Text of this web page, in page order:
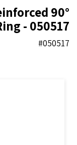
- 050517
#050517